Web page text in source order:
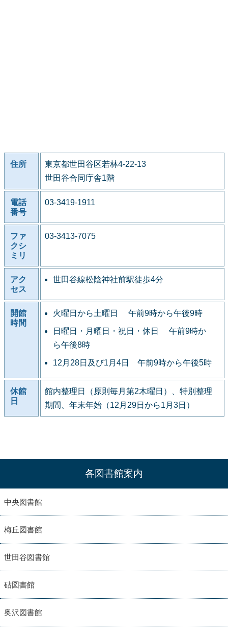
住所
東京都世田谷区若林4-22-13
世田谷合同庁舎1階
電話
番号
03-3419-1911
ファ
クシ
ミリ
03-3413-7075
アク
セス
世田谷線松陰神社前駅徒歩4分
開館
時間
火曜日から土曜日 午前9時から午後9時
日曜日・月曜日・祝日・休日 午前9時か
ら午後8時
12月28日及び1月4日 午前9時から午後5時
休館
日
館内整理日（原則毎月第2木曜日）、特別整理
期間、年末年始（12月29日から1月3日）
各図書館案内
中央図書館
梅丘図書館
世田谷図書館
砧図書館
奥沢図書館